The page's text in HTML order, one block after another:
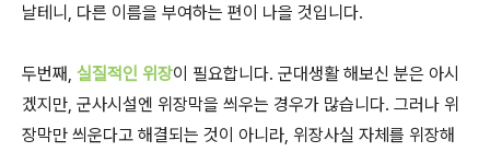
날테니, 다른 이름을 부여하는 편이 나을 것입니다.
두번째, 실질적인 위장이 필요합니다. 군대생활 해보신 분은 아시
겠지만, 군사시설엔 위장막을 씌우는 경우가 많습니다. 그러나 위
장막만 씌운다고 해결되는 것이 아니라, 위장사실 자체를 위장해